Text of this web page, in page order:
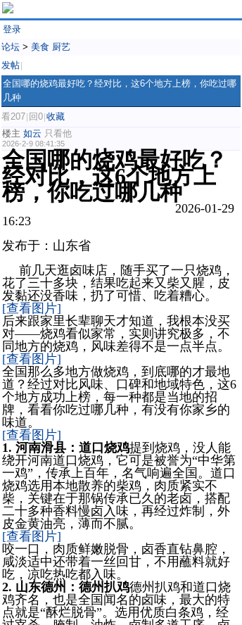
登录
论坛 > 美食 厨艺
发帖
全国哪的烧鸡最好吃？经对比，这6个地方上榜，你吃过哪
几种
看207 回0 收藏
楼主 如云 只看他
2026-2-9 08:41:35
全国哪的烧鸡最好吃？
经对比，这6个地方上
榜，你吃过哪几种
2026-01-29
16:23
发布于：山东省
前几天逛卤味店，随手买了一只烧鸡，
花了三十多块，结果吃起来又柴又腥，皮
发黏还没香味，扔了可惜、吃着糟心。
[查看图片]
后来跟家里长辈聊天才知道，我根本没买
对——烧鸡看似家常，实则讲究极多，不
同地方的烧鸡，风味差得不是一点半点。
[查看图片]
全国那么多地方做烧鸡，到底哪的才最地
道？经过对比风味、口碑和地域特色，这6
个地方成功上榜，每一种都是当地的招
牌，看看你吃过哪几种，有没有你家乡的
味道。
[查看图片]
1. 河南滑县：道口烧鸡提到烧鸡，没人能
绕开河南道口烧鸡，它可是被誉为“中华第
一鸡”，传承上百年，名气响遍全国。道口
烧鸡选用本地散养的柴鸡，肉质紧实不
柴，关键在于那锅传承已久的老卤，搭配
二十多种香料慢卤入味，再经过炸制，外
皮金黄油亮，薄而不腻。
[查看图片]
咬一口，肉质鲜嫩脱骨，卤香直钻鼻腔，
咸淡适中还带着一丝回甘，不用蘸料就好
吃，凉吃热吃都入味。
2. 山东德州：德州扒鸡德州扒鸡和道口烧
鸡齐名，也是全国闻名的卤味，最大的特
点就是“酥烂脱骨”。选用优质白条鸡，经